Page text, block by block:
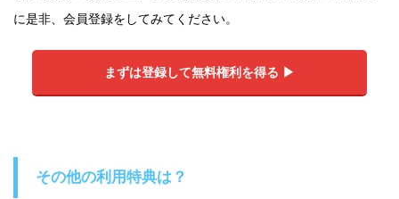
に是非、会員登録をしてみてください。
まずは登録して無料権利を得る ▶︎
その他の利用特典は？